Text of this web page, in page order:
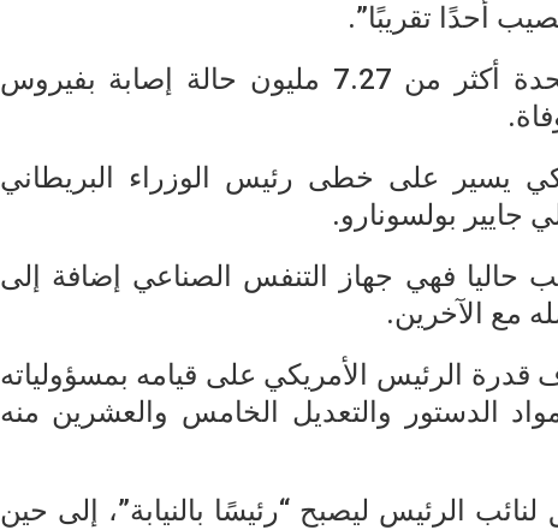
أحدًا تقريبًا”.
وحتى الآن، سجلت الولايات المتحدة أكثر من 7.27 مليون حالة إصابة بفيروس
يسير على خطى رئيس الوزراء البريطاني
جايير بولسونارو.
حاليا فهي جهاز التنفس الصناعي إضافة إلى
مع الآخرين.
الرئيس الأمريكي على قيامه بمسؤولياته
الدستور والتعديل الخامس والعشرين منه
الرئيس ليصبح “رئيسًا بالنيابة”، إلى حين